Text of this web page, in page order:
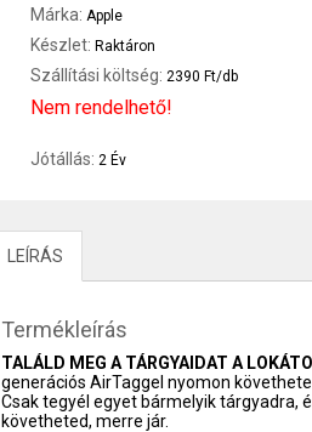
Márka: Apple
Készlet: Raktáron
Szállítási költség: 2390 Ft/db
Nem rendelhető!
Jótállás: 2 Év
LEÍRÁS
Termékleírás
TALÁLD MEG A TÁRGYAIDAT A
generációs AirTaggel nyomon
Csak tegyél egyet bármelyik tárgyadra,
követheted, merre jár.